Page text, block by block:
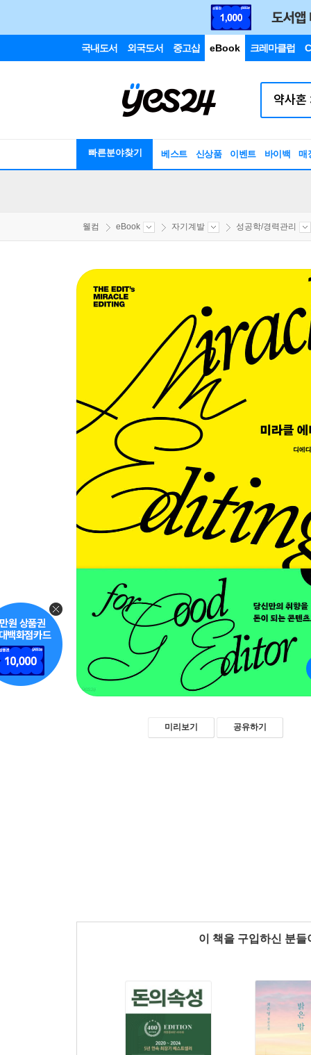
국내도서 외국도서 중고샵 eBook 크레마클럽
빠른분야찾기 베스트 신상품 이벤트 바이백 매
웰컴 eBook 자기계발 성공학/경력관리
미리보기 공유하기
이 책을 구입하신 분